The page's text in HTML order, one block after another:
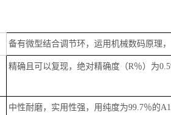
备有微型结合调节环，运用机械数码原理
精确且可以复现，绝对精确度（R％）为
中性耐磨，实用性强，用纯度为99.7％的